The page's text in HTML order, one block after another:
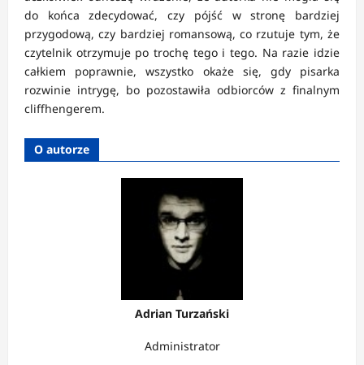
do końca zdecydować, czy pójść w stronę bardziej
przygodową, czy bardziej romansową, co rzutuje tym, że
czytelnik otrzymuje po trochę tego i tego. Na razie idzie
całkiem poprawnie, wszystko okaże się, gdy pisarka
rozwinie intrygę, bo pozostawiła odbiorców z finalnym
cliffhengerem.
O autorze
Adrian Turzański
Administrator